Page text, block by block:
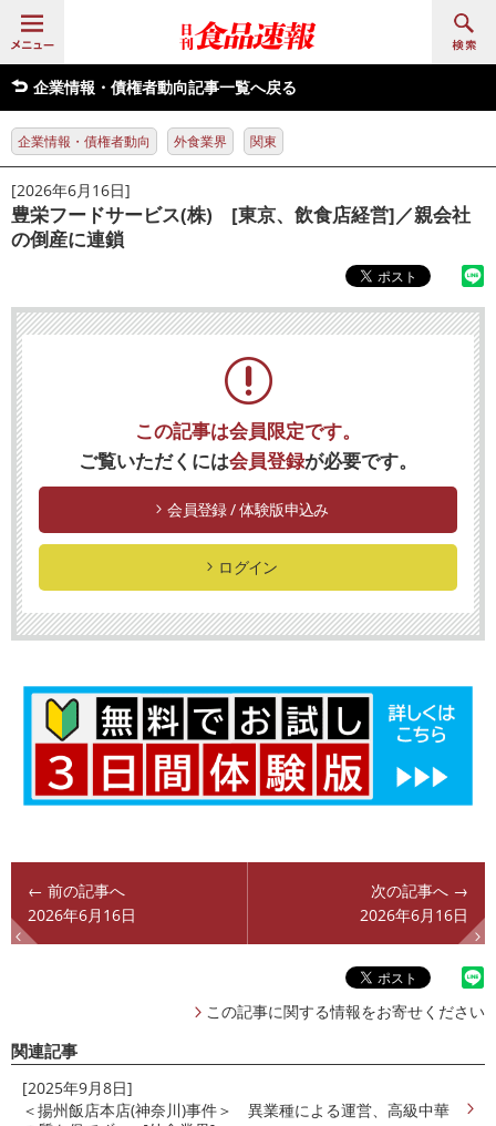
企業情報・債権者動向記事一覧へ戻る
企業情報・債権者動向 外食業界 関東
[2026年6月16日]
豊栄フードサービス(株) [東京、飲食店経営]／親会社
の倒産に連鎖
この記事は会員限定です。
ご覧いただくには会員登録が必要です。
会員登録 / 体験版申込み
ログイン
← 前の記事へ
2026年6月16日
次の記事へ →
2026年6月16日
この記事に関する情報をお寄せください
関連記事
[2025年9月8日]
＜揚州飯店本店(神奈川)事件＞ 異業種による運営、高級中華